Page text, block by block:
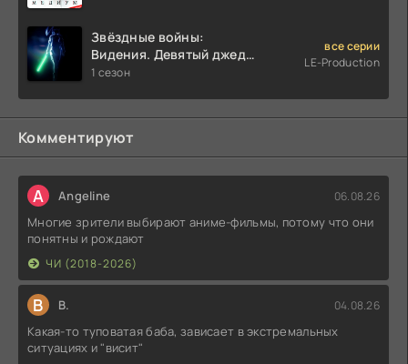
Звёздные войны:
Видения. Девятый джедай
(2026)
1 сезон
все серии
LE-Production
Комментируют
A Angeline 06.08.26
Многие зрители выбирают аниме-фильмы, потому что они
понятны и рождают
ЧИ (2018-2026)
В В. 04.08.26
Какая-то туповатая баба, зависает в экстремальных
ситуациях и "висит"